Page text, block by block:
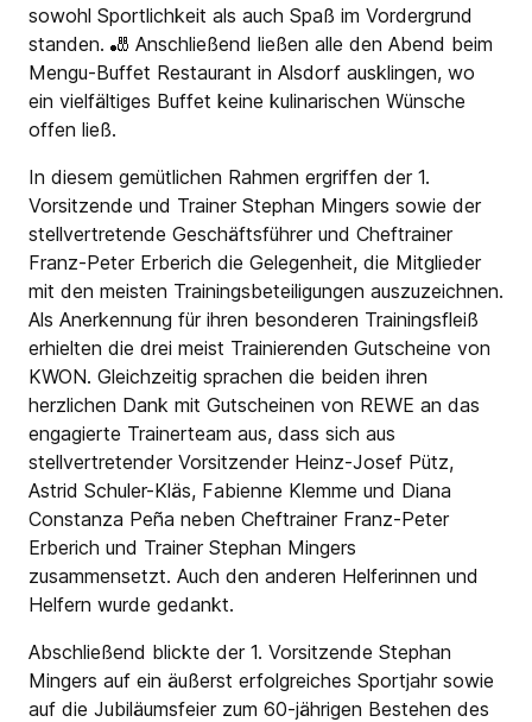
sowohl Sportlichkeit als auch Spaß im Vordergrund
standen. 🎳 Anschließend ließen alle den Abend beim
Mengu-Buffet Restaurant in Alsdorf ausklingen, wo
ein vielfältiges Buffet keine kulinarischen Wünsche
offen ließ.
In diesem gemütlichen Rahmen ergriffen der 1.
Vorsitzende und Trainer Stephan Mingers sowie der
stellvertretende Geschäftsführer und Cheftrainer
Franz-Peter Erberich die Gelegenheit, die Mitglieder
mit den meisten Trainingsbeteiligungen auszuzeichnen.
Als Anerkennung für ihren besonderen Trainingsfleiß
erhielten die drei meist Trainierenden Gutscheine von
KWON. Gleichzeitig sprachen die beiden ihren
herzlichen Dank mit Gutscheinen von REWE an das
engagierte Trainerteam aus, dass sich aus
stellvertretender Vorsitzender Heinz-Josef Pütz,
Astrid Schuler-Kläs, Fabienne Klemme und Diana
Constanza Peña neben Cheftrainer Franz-Peter
Erberich und Trainer Stephan Mingers
zusammensetzt. Auch den anderen Helferinnen und
Helfern wurde gedankt.
Abschließend blickte der 1. Vorsitzende Stephan
Mingers auf ein äußerst erfolgreiches Sportjahr sowie
auf die Jubiläumsfeier zum 60-jährigen Bestehen des